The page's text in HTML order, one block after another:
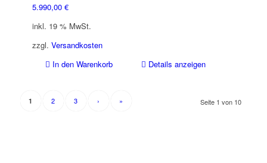
5.990,00 €
inkl. 19 % MwSt.
zzgl. Versandkosten
In den Warenkorb
Details anzeigen
Seite 1 von 10
1 2 3 › »